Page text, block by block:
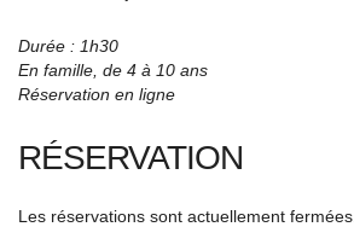
Durée : 1h30
En famille, de 4 à 10 ans
Réservation en ligne
RÉSERVATION
Les réservations sont actuellement fermées.